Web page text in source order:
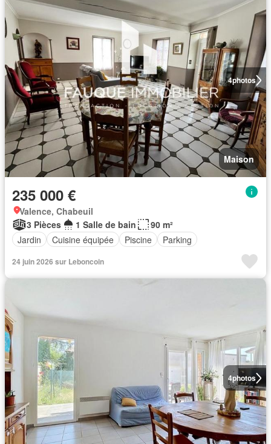
4photos
Maison
235 000 €
Valence, Chabeuil
3 Pièces
1 Salle de bain
90 m²
Jardin
Cuisine équipée Piscine Parking
24 juin 2026 sur Leboncoin
4photos